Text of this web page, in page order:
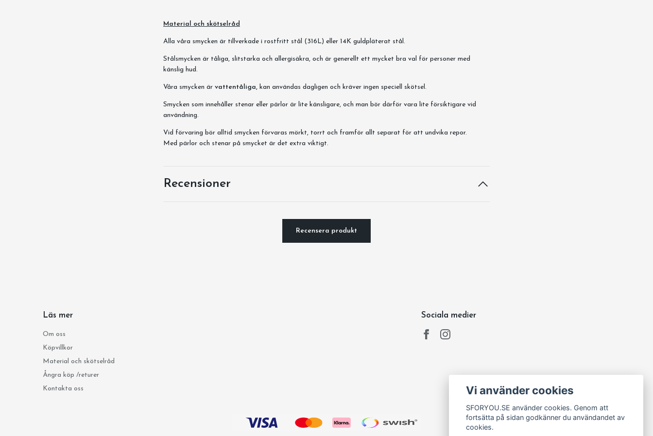
Material och skötselråd
Alla våra smycken är tillverkade i rostfritt stål (316L) eller 14K guldpläterat stål.
Stålsmycken är tåliga, slitstarka och allergisäkra, och är generellt ett mycket bra val för personer med
känslig hud.
Våra smycken är vattentåliga, kan användas dagligen och kräver ingen speciell skötsel.
Smycken som innehåller stenar eller pärlor är lite känsligare, och man bör därför vara lite försiktigare vid
användning.
Vid förvaring bör alltid smycken förvaras mörkt, torrt och framför allt separat för att undvika repor.
Med pärlor och stenar på smycket är det extra viktigt.
Recensioner
Recensera produkt
Läs mer
Om oss
Köpvillkor
Material och skötselråd
Ångra köp /returer
Kontakta oss
Sociala medier
Vi använder cookies
SFORYOU.SE använder cookies. Genom att
fortsätta på sidan godkänner du användandet av
cookies.